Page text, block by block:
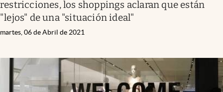
restricciones, los shoppings aclaran que están
"lejos" de una "situación ideal"
martes, 06 de Abril de 2021